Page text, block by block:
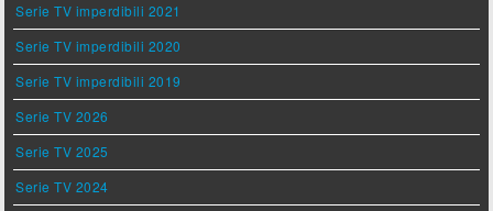
Serie TV imperdibili 2021
Serie TV imperdibili 2020
Serie TV imperdibili 2019
Serie TV 2026
Serie TV 2025
Serie TV 2024